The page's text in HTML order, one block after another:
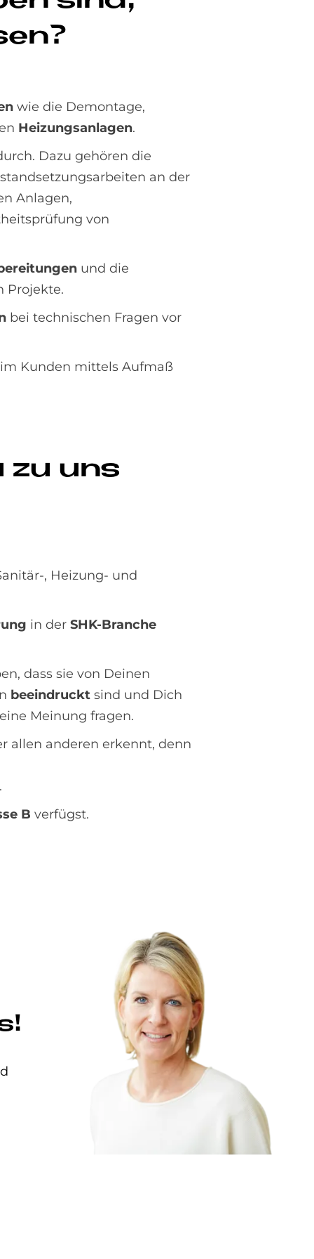
wie die Demontage,
Heizungsanlagen.
Dazu gehören die
an der
Anlagen,
von
und die
Projekte.
bei technischen Fragen vor
Kunden mittels Aufmaß
zu uns
, Heizung- und
in der SHK-Branche
dass sie von Deinen
beeindruckt sind und Dich
Meinung fragen.
allen anderen erkennt, denn
B verfügst.